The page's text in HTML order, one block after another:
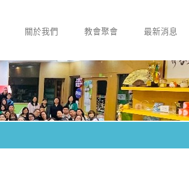
關於我們 教會聚會 最新消息